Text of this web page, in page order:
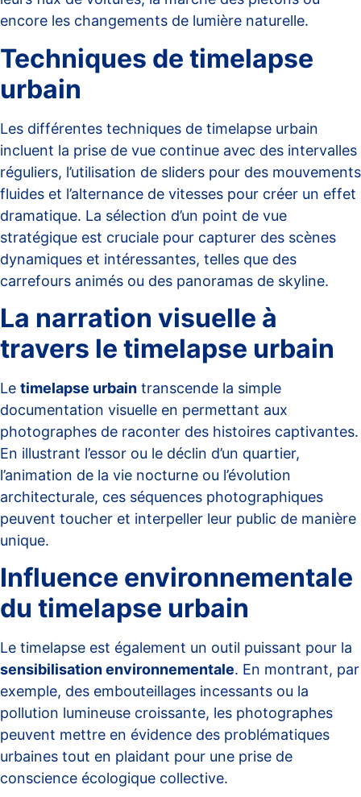
encore les changements de lumière naturelle.
Techniques de timelapse
urbain
Les différentes techniques de timelapse urbain
incluent la prise de vue continue avec des intervalles
réguliers, l’utilisation de sliders pour des mouvements
fluides et l’alternance de vitesses pour créer un effet
dramatique. La sélection d’un point de vue
stratégique est cruciale pour capturer des scènes
dynamiques et intéressantes, telles que des
carrefours animés ou des panoramas de skyline.
La narration visuelle à
travers le timelapse urbain
Le timelapse urbain transcende la simple
documentation visuelle en permettant aux
photographes de raconter des histoires captivantes.
En illustrant l’essor ou le déclin d’un quartier,
l’animation de la vie nocturne ou l’évolution
architecturale, ces séquences photographiques
peuvent toucher et interpeller leur public de manière
unique.
Influence environnementale
du timelapse urbain
Le timelapse est également un outil puissant pour la
sensibilisation environnementale. En montrant, par
exemple, des embouteillages incessants ou la
pollution lumineuse croissante, les photographes
peuvent mettre en évidence des problématiques
urbaines tout en plaidant pour une prise de
conscience écologique collective.